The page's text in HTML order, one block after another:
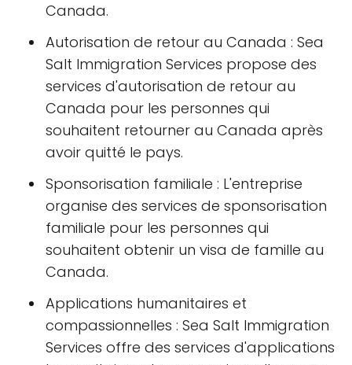
Canada.
Autorisation de retour au Canada : Sea
Salt Immigration Services propose des
services d'autorisation de retour au
Canada pour les personnes qui
souhaitent retourner au Canada après
avoir quitté le pays.
Sponsorisation familiale : L'entreprise
organise des services de sponsorisation
familiale pour les personnes qui
souhaitent obtenir un visa de famille au
Canada.
Applications humanitaires et
compassionnelles : Sea Salt Immigration
Services offre des services d'applications